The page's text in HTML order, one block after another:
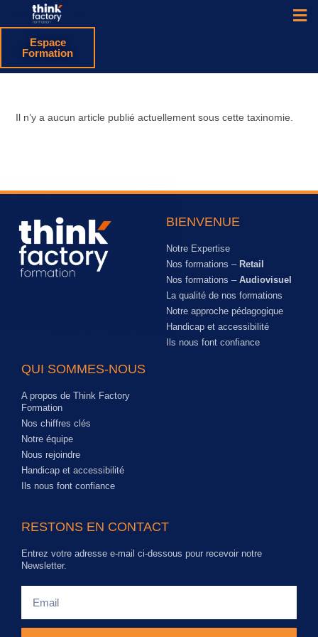
Espace
Formation
Il n’y a aucun article publié actuellement sous cette taxinomie.
BIENVENUE
Notre Expertise
Nos formations – Retail
Nos formations – Audiovisuel
La qualité de nos formations
Notre approche pédagogique
Handicap et accessibilité
Ils nous font confiance
QUI SOMMES-NOUS
A propos de Think Factory
Formation
Nos chiffres clés
Notre équipe
Nous rejoindre
Handicap et accessibilité
Ils nous font confiance
RESTONS EN CONTACT
Entrez votre adresse e-mail ci-dessous pour recevoir notre
Newsletter.